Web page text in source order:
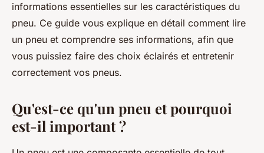
informations essentielles sur les caractéristiques du
pneu. Ce guide vous explique en détail comment lire
un pneu et comprendre ses informations, afin que
vous puissiez faire des choix éclairés et entretenir
correctement vos pneus.
Qu'est-ce qu'un pneu et pourquoi
est-il important ?